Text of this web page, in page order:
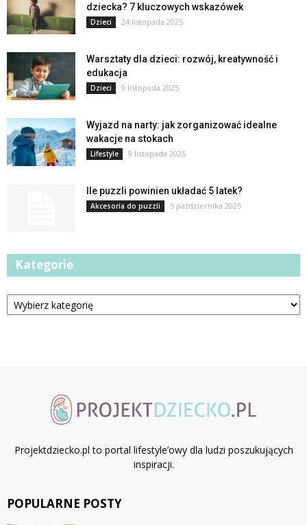
dziecka? 7 kluczowych wskazówek
Dzieci 24 listopada 2025
Warsztaty dla dzieci: rozwój, kreatywność i
edukacja
Dzieci 9 listopada 2025
Wyjazd na narty: jak zorganizować idealne
wakacje na stokach
Lifestyle 9 listopada 2025
Ile puzzli powinien układać 5 latek?
Akcesoria do puzzli 5 października 2025
Kategorie
Kategorie
Projektdziecko.pl to portal lifestyle’owy dla ludzi poszukujących
inspiracji.
POPULARNE POSTY